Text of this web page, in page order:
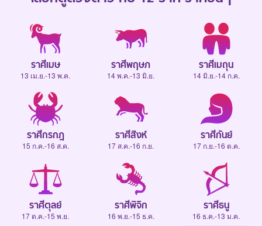
ราศีเมษ
13 เม.ย.-13 พ.ค.
ราศีพฤษภ
14 พ.ค.-13 มิ.ย.
ราศีเมถุน
14 มิ.ย.-14 ก.ค.
ราศีกรกฎ
15 ก.ค.-16 ส.ค.
ราศีสิงห์
17 ส.ค.-16 ก.ย.
ราศีกันย์
17 ก.ย.-16 ต.ค.
ราศีตุลย์
17 ต.ค.-15 พ.ย.
ราศีพิจิก
16 พ.ย.-15 ธ.ค.
ราศีธนู
16 ธ.ค.-13 ม.ค.